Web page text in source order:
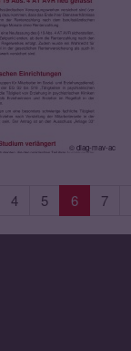
© diag-mav-ac
4 5 6 7